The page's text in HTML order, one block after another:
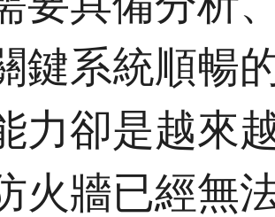
鍵系統順暢
力卻是越來
火牆已經無